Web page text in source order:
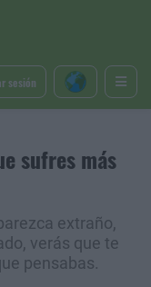
sesión
sufres más
extraño,
verás que te
pensabas.